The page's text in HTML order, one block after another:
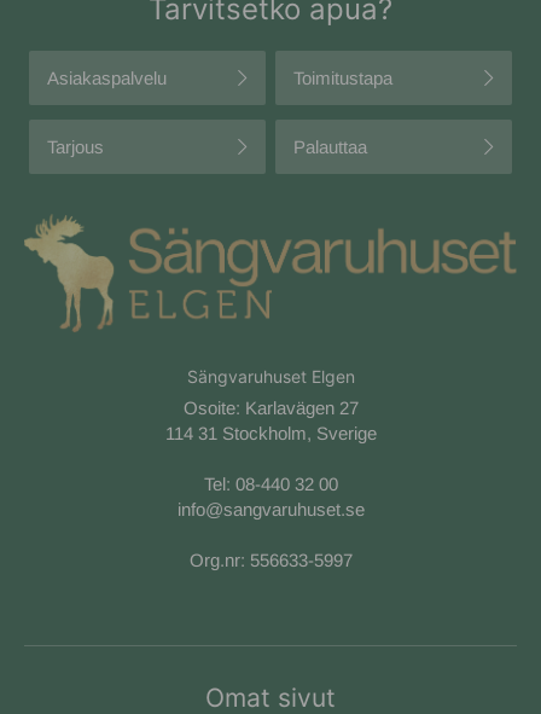
Tarvitsetko apua?
Asiakaspalvelu Toimitustapa
Tarjous Palauttaa
Sängvaruhuset Elgen
Osoite: Karlavägen 27
114 31 Stockholm, Sverige
Tel: 08-440 32 00
info@sangvaruhuset.se
Org.nr: 556633-5997
Omat sivut